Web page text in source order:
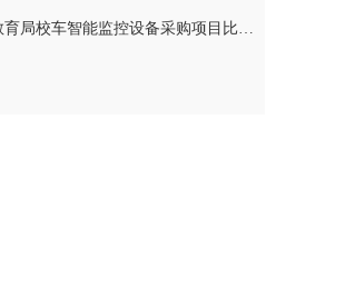
安乡县教育局校车智能监控设备采购项目比选公告